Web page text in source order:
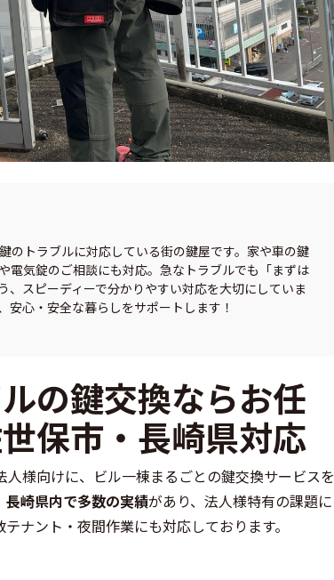
のトラブルに対応している街の鍵屋です。家や車の鍵
電気錠のご相談にも対応。急なトラブルでも「まずは
、スピーディーで分かりやすい対応を大切にしていま
心・安全な暮らしをサポートします！
ルの鍵交換ならお任
保市・長崎県対応
様向けに、ビル一棟まるごとの鍵交換サービスを
崎県内で多数の実績があり、法人様特有の課題に
ナント・夜間作業にも対応しております。